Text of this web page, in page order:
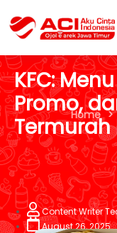
Home >
KFC:
Promo,
Termurah
Content Writer
August 26, 2025